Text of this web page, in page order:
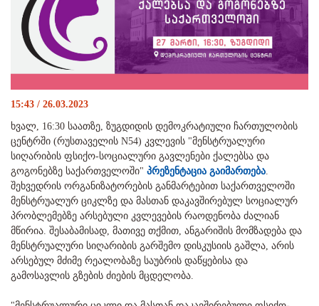
15:43 / 26.03.2023
ხვალ, 16:30 საათზე, ზუგდიდის დემოკრატიული ჩართულობის
ცენტრში (რუსთაველის N54) კვლევის "მენსტრუალური
სიღარიბის ფსიქო-სოციალური გავლენები ქალებსა და
გოგონებზე საქართველოში" პრეზენტაცია გაიმართება
შეხვედრის ორგანიზატორების განმარტებით საქართველოში
მენსტრუალურ ციკლზე და მასთან დაკავშირებულ სოციალურ
პრობლემებზე არსებული კვლევების რაოდენობა ძალიან
მწირია. შესაბამისად, მათივე თქმით, ანგარიშის მომზადება და
მენსტრუალური სიღარიბის გარშემო დისკუსიის გაშლა, არის
არსებულ მძიმე რეალობაზე საუბრის დაწყებისა და
გამოსავლის გზების ძიების მცდელობა.